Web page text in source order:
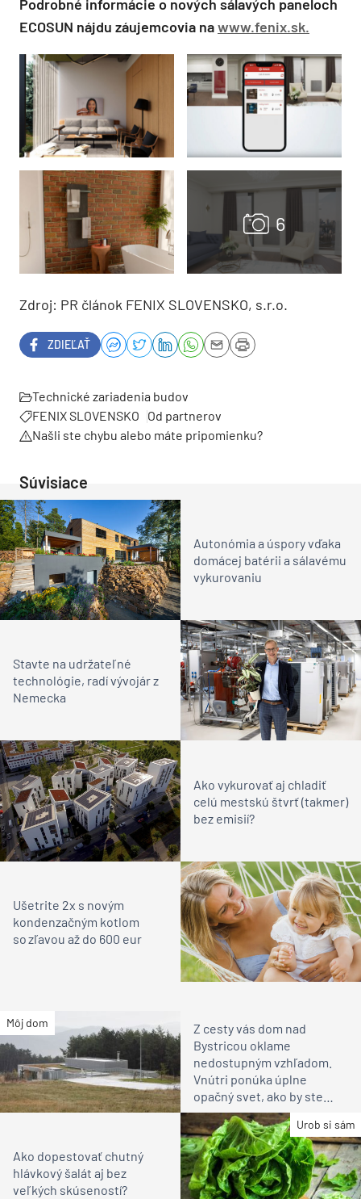
Podrobné informácie o nových sálavých paneloch
ECOSUN nájdu záujemcovia nawww.fenix.sk.
Zdroj: PR článok FENIX SLOVENSKO, s.r.o.
ZDIEĽAŤ
Technické zariadenia budov
FENIX SLOVENSKO
Od partnerov
Našli ste chybu alebo máte pripomienku?
Súvisiace
Autonómia a úspory vďaka
domácej batérii a sálavému
vykurovaniu
Stavte na udržateľné
technológie, radí vývojár z
Nemecka
Ako vykurovať aj chladiť
celú mestskú štvrť (takmer)
bez emisií?
Ušetrite 2x s novým
kondenzačným kotlom
so zľavou až do 600 eur
Môj dom
Z cesty vás dom nad
Bystricou oklame
nedostupným vzhľadom.
Vnútri ponúka úplne
opačný svet, ako by ste
čakali
Urob si sám
Ako dopestovať chutný
hlávkový šalát aj bez
veľkých skúseností?